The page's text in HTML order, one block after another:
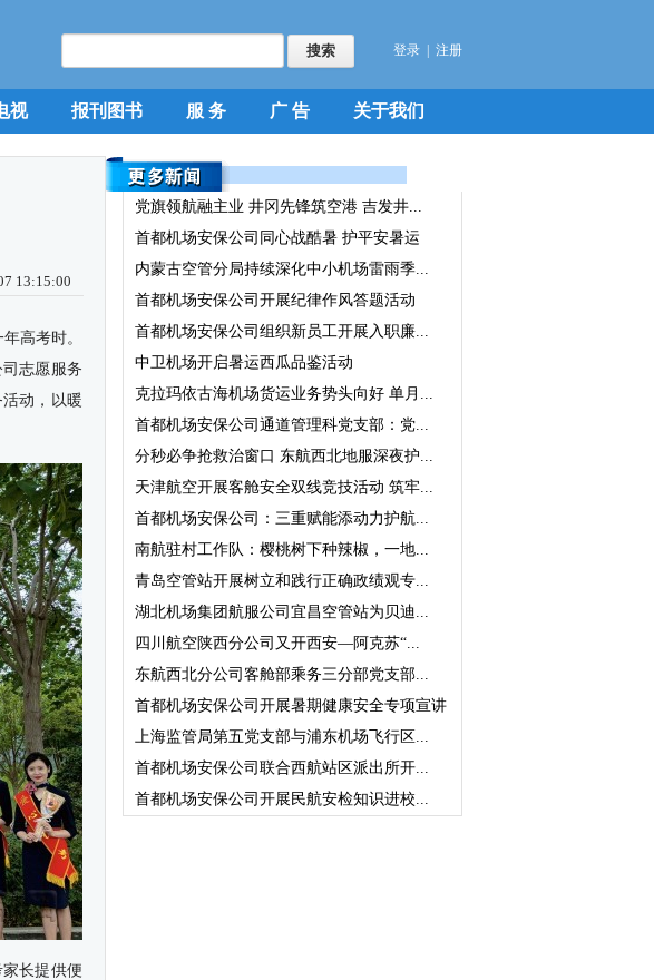
登录 注册
视 报刊图书 服 务 广 告 关于我们
13:15:00
高考时。
志愿服务
动，以暖
长提供便
党旗领航融主业 井冈先锋筑空港 吉发井...
首都机场安保公司同心战酷暑 护平安暑运
内蒙古空管分局持续深化中小机场雷雨季...
首都机场安保公司开展纪律作风答题活动
首都机场安保公司组织新员工开展入职廉...
中卫机场开启暑运西瓜品鉴活动
克拉玛依古海机场货运业务势头向好 单月...
首都机场安保公司通道管理科党支部：党...
分秒必争抢救治窗口 东航西北地服深夜护...
天津航空开展客舱安全双线竞技活动 筑牢...
首都机场安保公司：三重赋能添动力护航...
南航驻村工作队：樱桃树下种辣椒，一地...
青岛空管站开展树立和践行正确政绩观专...
湖北机场集团航服公司宜昌空管站为贝迪...
四川航空陕西分公司又开西安—阿克苏“...
东航西北分公司客舱部乘务三分部党支部...
首都机场安保公司开展暑期健康安全专项宣讲
上海监管局第五党支部与浦东机场飞行区...
首都机场安保公司联合西航站区派出所开...
首都机场安保公司开展民航安检知识进校...